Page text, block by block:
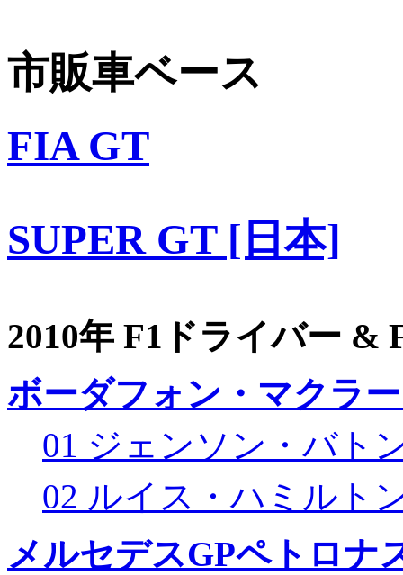
市販車ベース
FIA GT
SUPER GT [日本]
2010年 F1ドライバー &
ボーダフォン・マクラ
01 ジェンソン・バト
02 ルイス・ハミルト
メルセデスGPペトロナ